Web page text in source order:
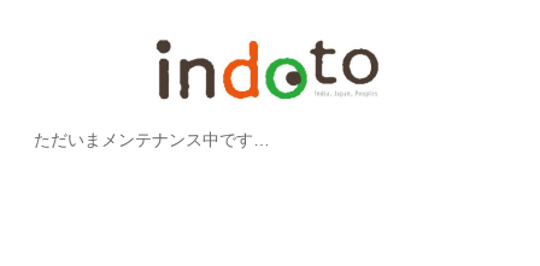
ただいまメンテナンス中です…